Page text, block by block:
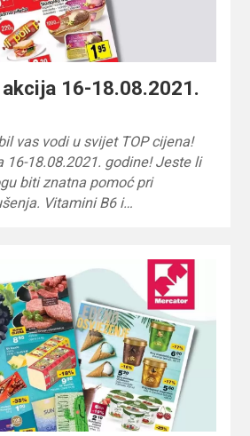
16-18.08.2021.
vas vodi u svijet TOP cijena!
16-18.08.2021. godine! Jeste li
biti znatna pomoć pri
Vitamini B6 i…